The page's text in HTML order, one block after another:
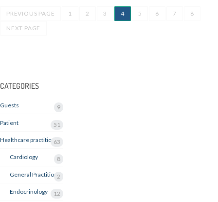
PREVIOUS PAGE 1 2 3 4 5 6 7
8
NEXT PAGE
CATEGORIES
Guests 9
Patient 51
Healthcare practitioner
63
Cardiology 8
General Practitioner
2
Endocrinology 12